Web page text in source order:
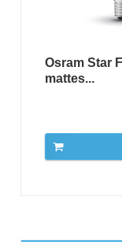
Osram Star
mattes...